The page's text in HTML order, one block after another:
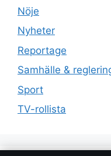
Nöje
Nyheter
Reportage
Samhälle &
Sport
TV-rollista